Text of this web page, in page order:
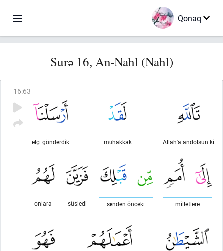
Qonaq
Surə 16, An-Nahl (Nahl)
16:63
Allah'a andolsun ki
muhakkak
elçi gönderdik
milletlere
senden önceki
süsledi
onlara